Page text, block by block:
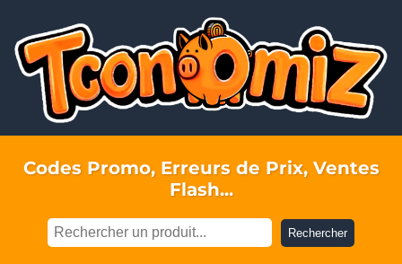
Codes Promo, Erreurs de Prix, Ventes
Flash...
Rechercher